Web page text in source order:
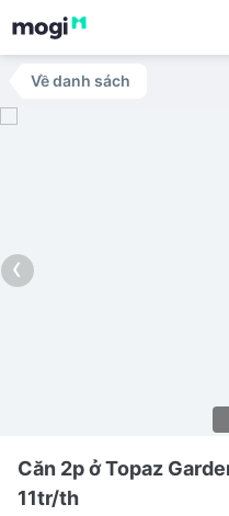
Về danh sách
‹
Căn 2p ở Topaz
11tr/th